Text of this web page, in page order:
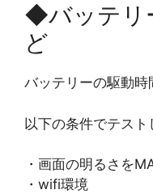
◆バッテリ
ど
バッテリーの駆動時
以下の条件でテスト
・画面の明るさを
・wifi環境